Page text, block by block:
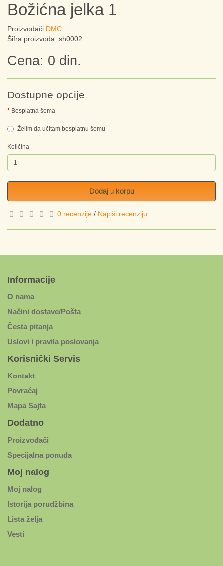
Božićna jelka 1
Proizvođači DMC
Šifra proizvoda: sh0002
Cena: 0 din.
Dostupne opcije
Besplatna šema
Želim da učitam besplatnu šemu
Količina
Dodaj u korpu
0 recenzije / Napiši recenziju
Informacije
O nama
Načini dostave/Pošta
Česta pitanja
Uslovi i pravila poslovanja
Korisnički Servis
Kontakt
Povraćaj
Mapa Sajta
Dodatno
Proizvođači
Specijalna ponuda
Moj nalog
Moj nalog
Istorija porudžbina
Lista želja
Vesti